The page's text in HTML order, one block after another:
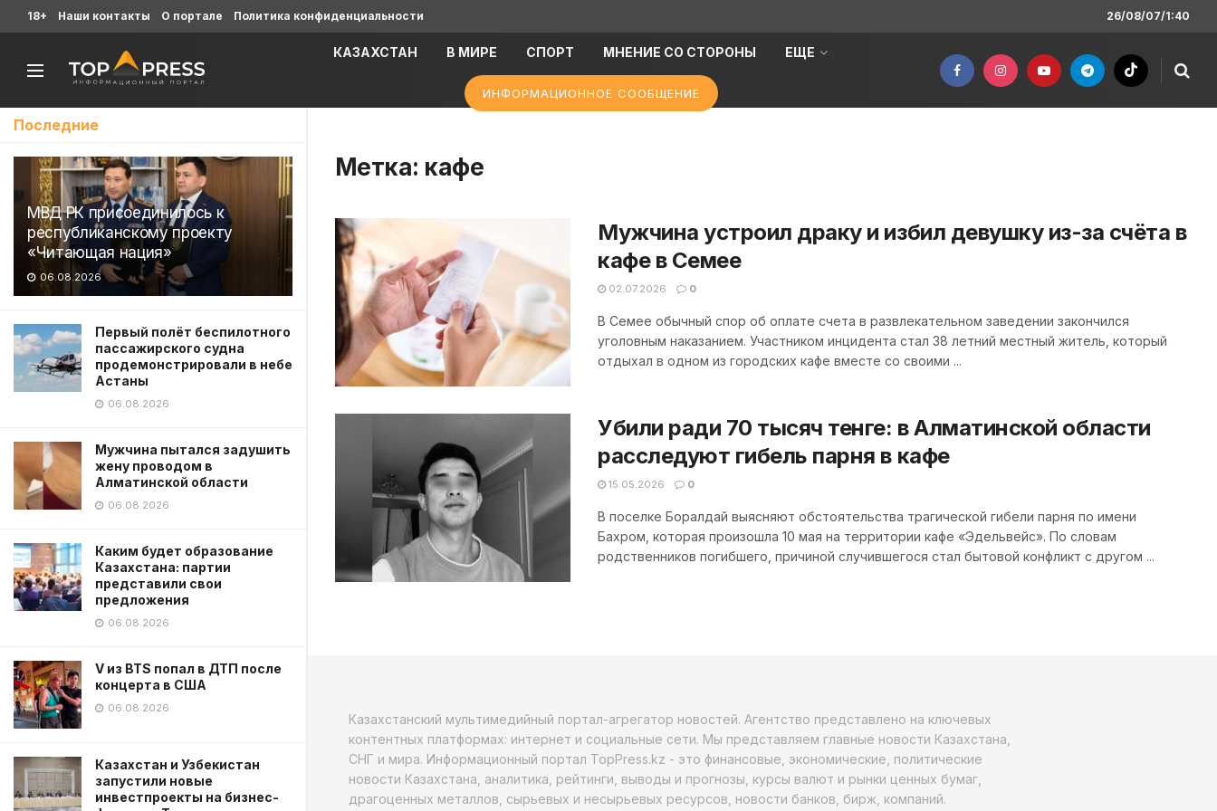
Последние
МВД РК присоединилось к
республиканскому проекту
«Читающая нация»
06.08.2026
Первый полёт беспилотного
пассажирского судна
продемонстрировали в небе
Астаны
06.08.2026
Мужчина пытался задушить
жену проводом в
Алматинской области
06.08.2026
Каким будет образование
Казахстана: партии
представили свои
предложения
06.08.2026
V из BTS попал в ДТП после
концерта в США
06.08.2026
Казахстан и Узбекистан
запустили новые
инвестпроекты на бизнес-
18+ Наши контакты О портале Политика конфиденциальности 26/08/07/1:40
КАЗАХСТАН В МИРЕ СПОРТ МНЕНИЕ СО СТОРОНЫ ЕЩЕ
ИНФОРМАЦИОННОЕ СООБЩЕНИЕ
Метка: кафе
Мужчина устроил драку и избил девушку из-за счёта в
кафе в Семее
02.07.2026 0
В Семее обычный спор об оплате счета в развлекательном заведении закончился
уголовным наказанием. Участником инцидента стал 38 летний местный житель, который
отдыхал в одном из городских кафе вместе со своими ...
Убили ради 70 тысяч тенге: в Алматинской области
расследуют гибель парня в кафе
15.05.2026 0
В поселке Боралдай выясняют обстоятельства трагической гибели парня по имени
Бахром, которая произошла 10 мая на территории кафе «Эдельвейс». По словам
родственников погибшего, причиной случившегося стал бытовой конфликт с другом ...
Казахстанский мультимедийный портал-агрегатор новостей. Агентство представлено на ключевых
контентных платформах: интернет и социальные сети. Мы представляем главные новости Казахстана,
СНГ и мира. Информационный портал TopPress.kz - это финансовые, экономические, политические
новости Казахстана, аналитика, рейтинги, выводы и прогнозы, курсы валют и рынки ценных бумаг,
драгоценных металлов, сырьевых и несырьевых ресурсов, новости банков, бирж, компаний.